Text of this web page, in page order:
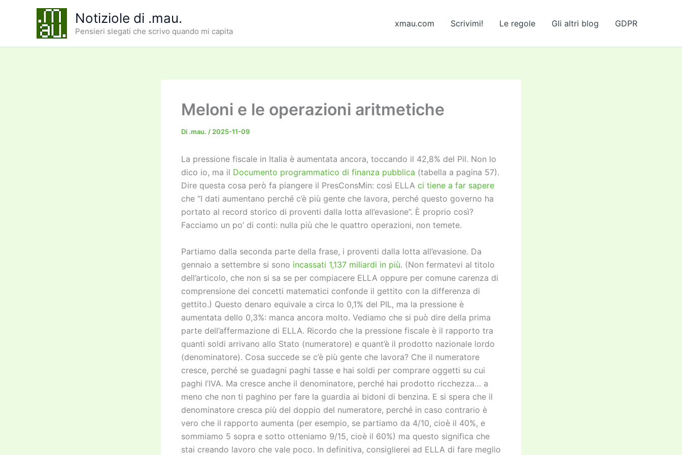
Notiziole di .mau.
Pensieri slegati che scrivo quando mi capita
xmau.com Scrivimi! Le regole Gli altri blog GDPR
Meloni e le operazioni aritmetiche
Di .mau. / 2025-11-09
La pressione fiscale in Italia è aumentata ancora, toccando il 42,8% del Pil. Non lo
dico io, ma il Documento programmatico di finanza pubblica (tabella a pagina 57).
Dire questa cosa però fa piangere il PresConsMin: così ELLA ci tiene a far sapere
che “I dati aumentano perché c’è più gente che lavora, perché questo governo ha
portato al record storico di proventi dalla lotta all’evasione”. È proprio così?
Facciamo un po’ di conti: nulla più che le quattro operazioni, non temete.
Partiamo dalla seconda parte della frase, i proventi dalla lotta all’evasione. Da
gennaio a settembre si sono incassati 1,137 miliardi in più. (Non fermatevi al titolo
dell’articolo, che non si sa se per compiacere ELLA oppure per comune carenza di
comprensione dei concetti matematici confonde il gettito con la differenza di
gettito.) Questo denaro equivale a circa lo 0,1% del PIL, ma la pressione è
aumentata dello 0,3%: manca ancora molto. Vediamo che si può dire della prima
parte dell’affermazione di ELLA. Ricordo che la pressione fiscale è il rapporto tra
quanti soldi arrivano allo Stato (numeratore) e quant’è il prodotto nazionale lordo
(denominatore). Cosa succede se c’è più gente che lavora? Che il numeratore
cresce, perché se guadagni paghi tasse e hai soldi per comprare oggetti su cui
paghi l’IVA. Ma cresce anche il denominatore, perché hai prodotto ricchezza… a
meno che non ti paghino per fare la guardia ai bidoni di benzina. E si spera che il
denominatore cresca più del doppio del numeratore, perché in caso contrario è
vero che il rapporto aumenta (per esempio, se partiamo da 4/10, cioè il 40%, e
sommiamo 5 sopra e sotto otteniamo 9/15, cioè il 60%) ma questo significa che
stai creando lavoro che vale poco. In definitiva, consiglierei ad ELLA di fare meglio